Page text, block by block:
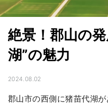
絶景！郡山の
湖”の魅力
2024.08.02
郡山市の西側に猪苗代湖が